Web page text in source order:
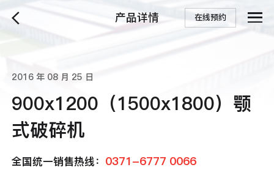
产品详情 在线预约
2016 年 08 月 25 日
900x1200（1500x1800）颚
式破碎机
全国统一销售热线： 0371-6777 0066